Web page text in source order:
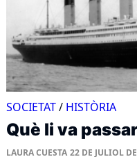
SOCIETAT/ HISTÒRIA
Què li va
LAURA CUESTA 22 DE JULIOL